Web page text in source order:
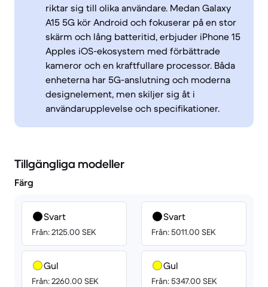
riktar sig till olika användare. Medan Galaxy
A15 5G kör Android och fokuserar på en stor
skärm och lång batteritid, erbjuder iPhone 15
Apples iOS-ekosystem med förbättrade
kameror och en kraftfullare processor. Båda
enheterna har 5G-anslutning och moderna
designelement, men skiljer sig åt i
användarupplevelse och specifikationer.
Tillgängliga modeller
Färg
Svart
Från: 2125.00 SEK
Gul
Från: 2260.00 SEK
Svart
Från: 5011.00 SEK
Gul
Från: 5347.00 SEK